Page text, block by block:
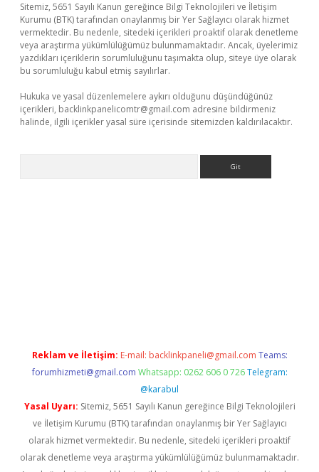
Sitemiz, 5651 Sayılı Kanun gereğince Bilgi Teknolojileri ve İletişim
Kurumu (BTK) tarafından onaylanmış bir Yer Sağlayıcı olarak hizmet
vermektedir. Bu nedenle, sitedeki içerikleri proaktif olarak denetleme
veya araştırma yükümlülüğümüz bulunmamaktadır. Ancak, üyelerimiz
yazdıkları içeriklerin sorumluluğunu taşımakta olup, siteye üye olarak
bu sorumluluğu kabul etmiş sayılırlar.
Hukuka ve yasal düzenlemelere aykırı olduğunu düşündüğünüz
içerikleri, backlinkpanelicomtr@gmail.com adresine bildirmeniz
halinde, ilgili içerikler yasal süre içerisinde sitemizden kaldırılacaktır.
Reklam ve İletişim: E-mail: backlinkpaneli@gmail.com Teams:
forumhizmeti@gmail.com Whatsapp: 0262 606 0 726 Telegram:
@karabul
Yasal Uyarı: Sitemiz, 5651 Sayılı Kanun gereğince Bilgi Teknolojileri
ve İletişim Kurumu (BTK) tarafından onaylanmış bir Yer Sağlayıcı
olarak hizmet vermektedir. Bu nedenle, sitedeki içerikleri proaktif
olarak denetleme veya araştırma yükümlülüğümüz bulunmamaktadır.